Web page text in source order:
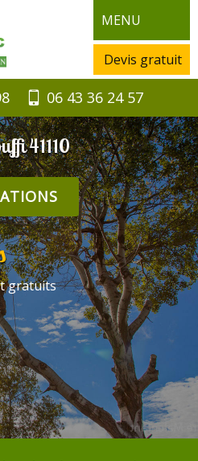
MENU
Devis gratuit
06 43 36 24 57
41110
gratuits